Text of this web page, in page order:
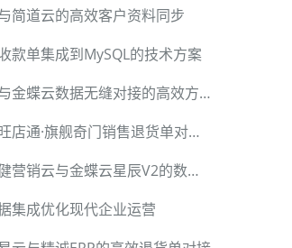
简道云的高效客户资料同步
款单集成到MySQL的技术方案
实现旺店通与金蝶云数据无缝对接的高效方案
高效集成：旺店通·旗舰奇门销售退货单对接金蝶云星空
实现汤臣倍健营销云与金蝶云星辰V2的数据畅通对接
集成优化现代企业运营